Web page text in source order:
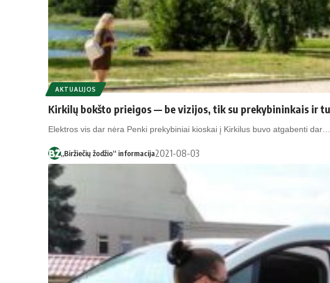
AKTUALIJOS
Kir­ki­lų bokš­to priei­gos — be vi­zi­jos, tik su pre­ky­bi­nin­kais ir
Elektros vis dar nėra Penki prekybiniai kioskai į Kirkilus buvo atgabenti dar…
„Biržiečių žodžio“ informacija2021-08-03